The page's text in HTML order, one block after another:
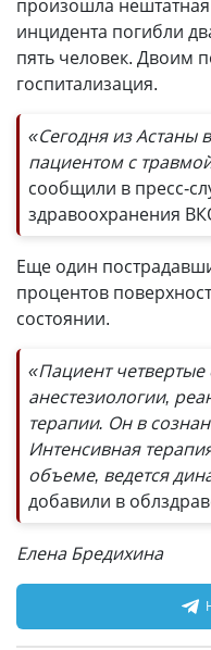
произошла нештатная
инцидента погибли
пять человек. Двоим
госпитализация.
«Сегодня из Астаны
пациентом с
сообщили в пресс-
здравоохранения
Еще один
процентов
состоянии.
«Пациент четвертые
анестезиологии,
терапии. Он в
Интенсивная
объеме, ведется
добавили в
Елена Бредихина